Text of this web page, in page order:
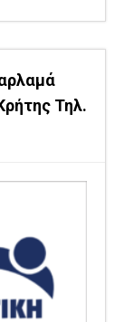
Τηλ.